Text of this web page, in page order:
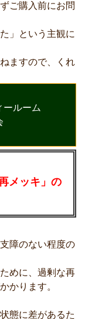
ご購入前にお問
」という主観に
ますので、くれ
ルーム
メッキ」の
障のない程度の
めに、過剰な再
かります。
態に差があるた